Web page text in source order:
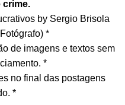
crime.
by Sergio Brisola
*
de imagens e textos sem
*
no final das postagens
*